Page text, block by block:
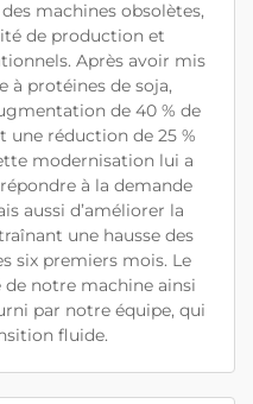
machines obsolètes,
de production et
Après avoir mis
protéines de soja,
de 40 % de
une réduction de 25 %
modernisation lui a
à la demande
aussi d’améliorer la
une hausse des
six premiers mois. Le
notre machine ainsi
par notre équipe, qui
fluide.